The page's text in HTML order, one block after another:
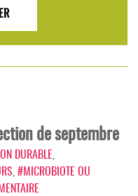
de septembre
DURABLE
#MICROBIOTE OU